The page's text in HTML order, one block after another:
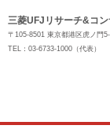
正・追加・削
止、第三者提
お申し出、そ
三菱UFJリサ
三菱UFJリサーチ&コ
〒105-8501 東京都港区虎ノ門
TEL：03-6733-1000（代表）